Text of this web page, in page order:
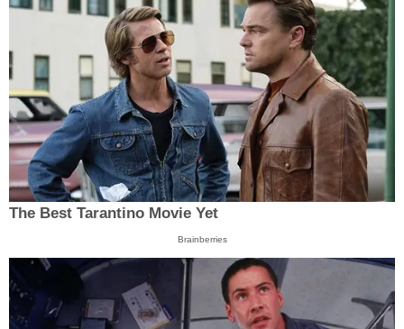
The Best Tarantino Movie Yet
Brainberries